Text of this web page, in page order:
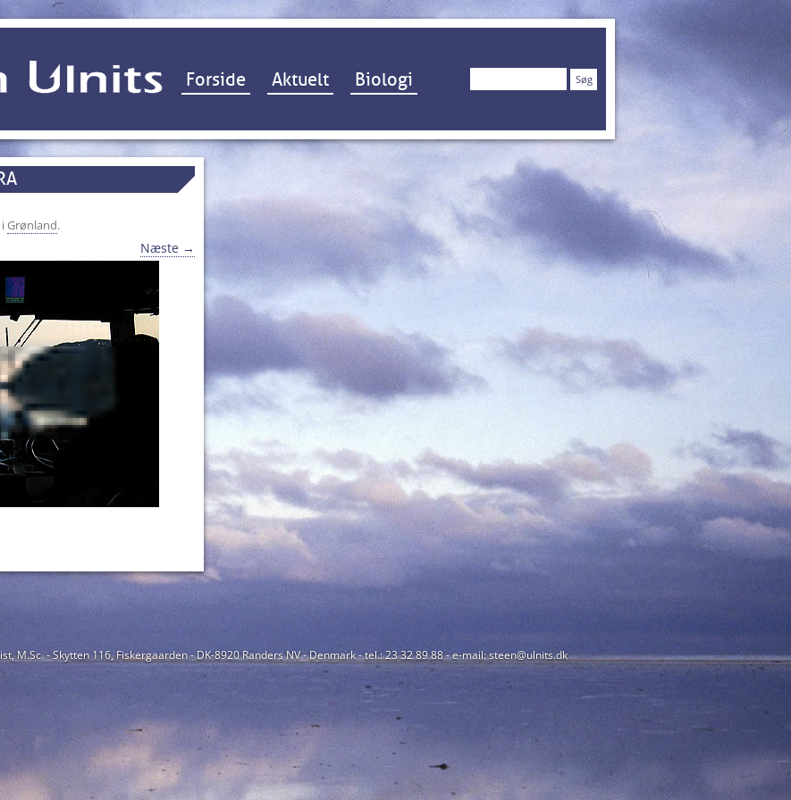
Hop til indhold
Forside Aktuelt Biologi Søg
iGrønland.
Næste →
M.Sc. - Skytten 116, Fiskergaarden - DK-8920 Randers NV - Denmark - tel.: 23 32 89 88 - e-mail: steen@ulnits.dk